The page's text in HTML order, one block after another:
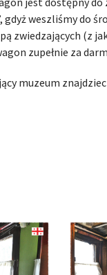
gdyż weszliśmy do
zwiedzających (z
zupełnie za
muzeum